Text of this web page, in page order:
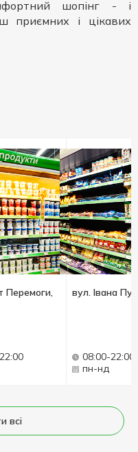
шопінг - і
приємних і цікавих
Перемоги,
вул. Івана
08:00-22:00
пн-нд
всі